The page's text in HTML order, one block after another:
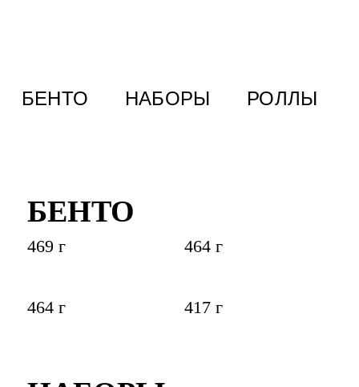
БЕНТО НАБОРЫ РОЛЛЫ
БЕНТО
469 г 464 г
464 г 417 г